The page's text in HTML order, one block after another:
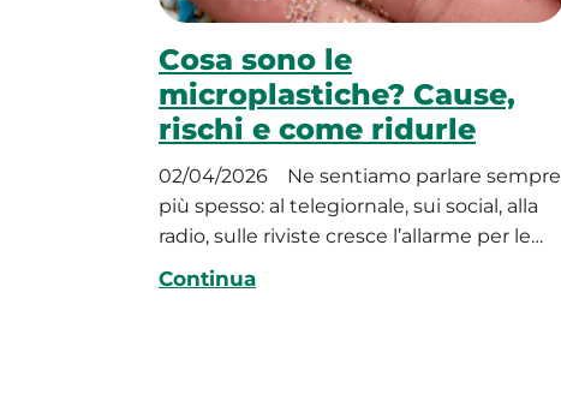
Cosa sono le
microplastiche? Cause,
rischi e come ridurle
02/04/2026
Ne sentiamo parlare sempre
più spesso: al telegiornale, sui social, alla
radio, sulle riviste cresce l’allarme per le…
Continua